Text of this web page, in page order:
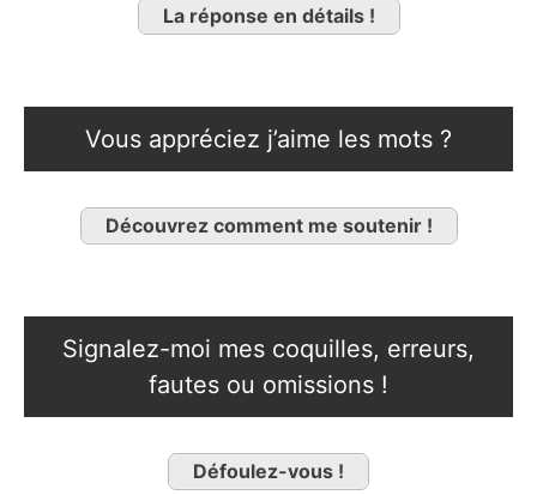
La réponse en détails !
Vous appréciez j’aime les mots ?
Découvrez comment me soutenir !
Signalez-moi mes coquilles, erreurs,
fautes ou omissions !
Défoulez-vous !